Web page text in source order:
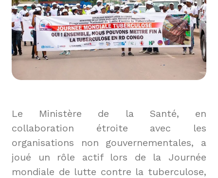
Le Ministère de la Santé, en
collaboration étroite avec les
organisations non gouvernementales, a
joué un rôle actif lors de la Journée
mondiale de lutte contre la tuberculose,